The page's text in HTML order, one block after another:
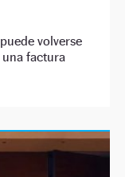
volverse
factura